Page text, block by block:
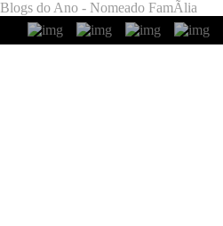
Blogs do Ano - Nomeado FamÃ­lia